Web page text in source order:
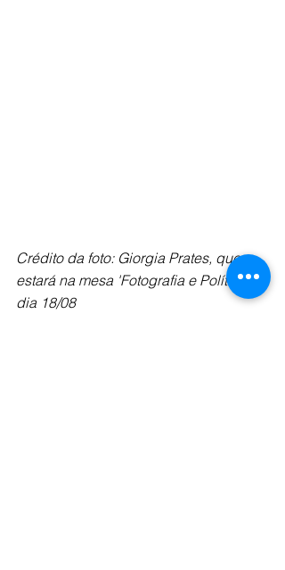
Crédito da foto: Giorgia Prates, que
estará na mesa 'Fotografia e Política',
dia 18/08